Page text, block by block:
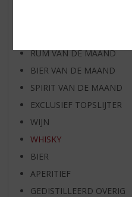
RUM VAN DE MAAND
BIER VAN DE MAAND
SPIRIT VAN DE MAAND
EXCLUSIEF TOPSLIJTER
WIJN
WHISKY
BIER
APERITIEF
GEDISTILLEERD OVERIG